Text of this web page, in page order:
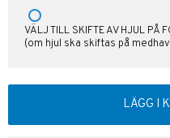
VÄLJ TILL SKIFTE AV HJUL PÅ
(om hjul ska skiftas på
LÄGG I